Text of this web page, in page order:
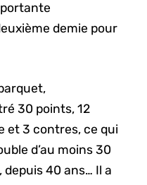
demie pour
30 points, 12
et 3 contres, ce qui
d’au moins 30
40 ans… Il a